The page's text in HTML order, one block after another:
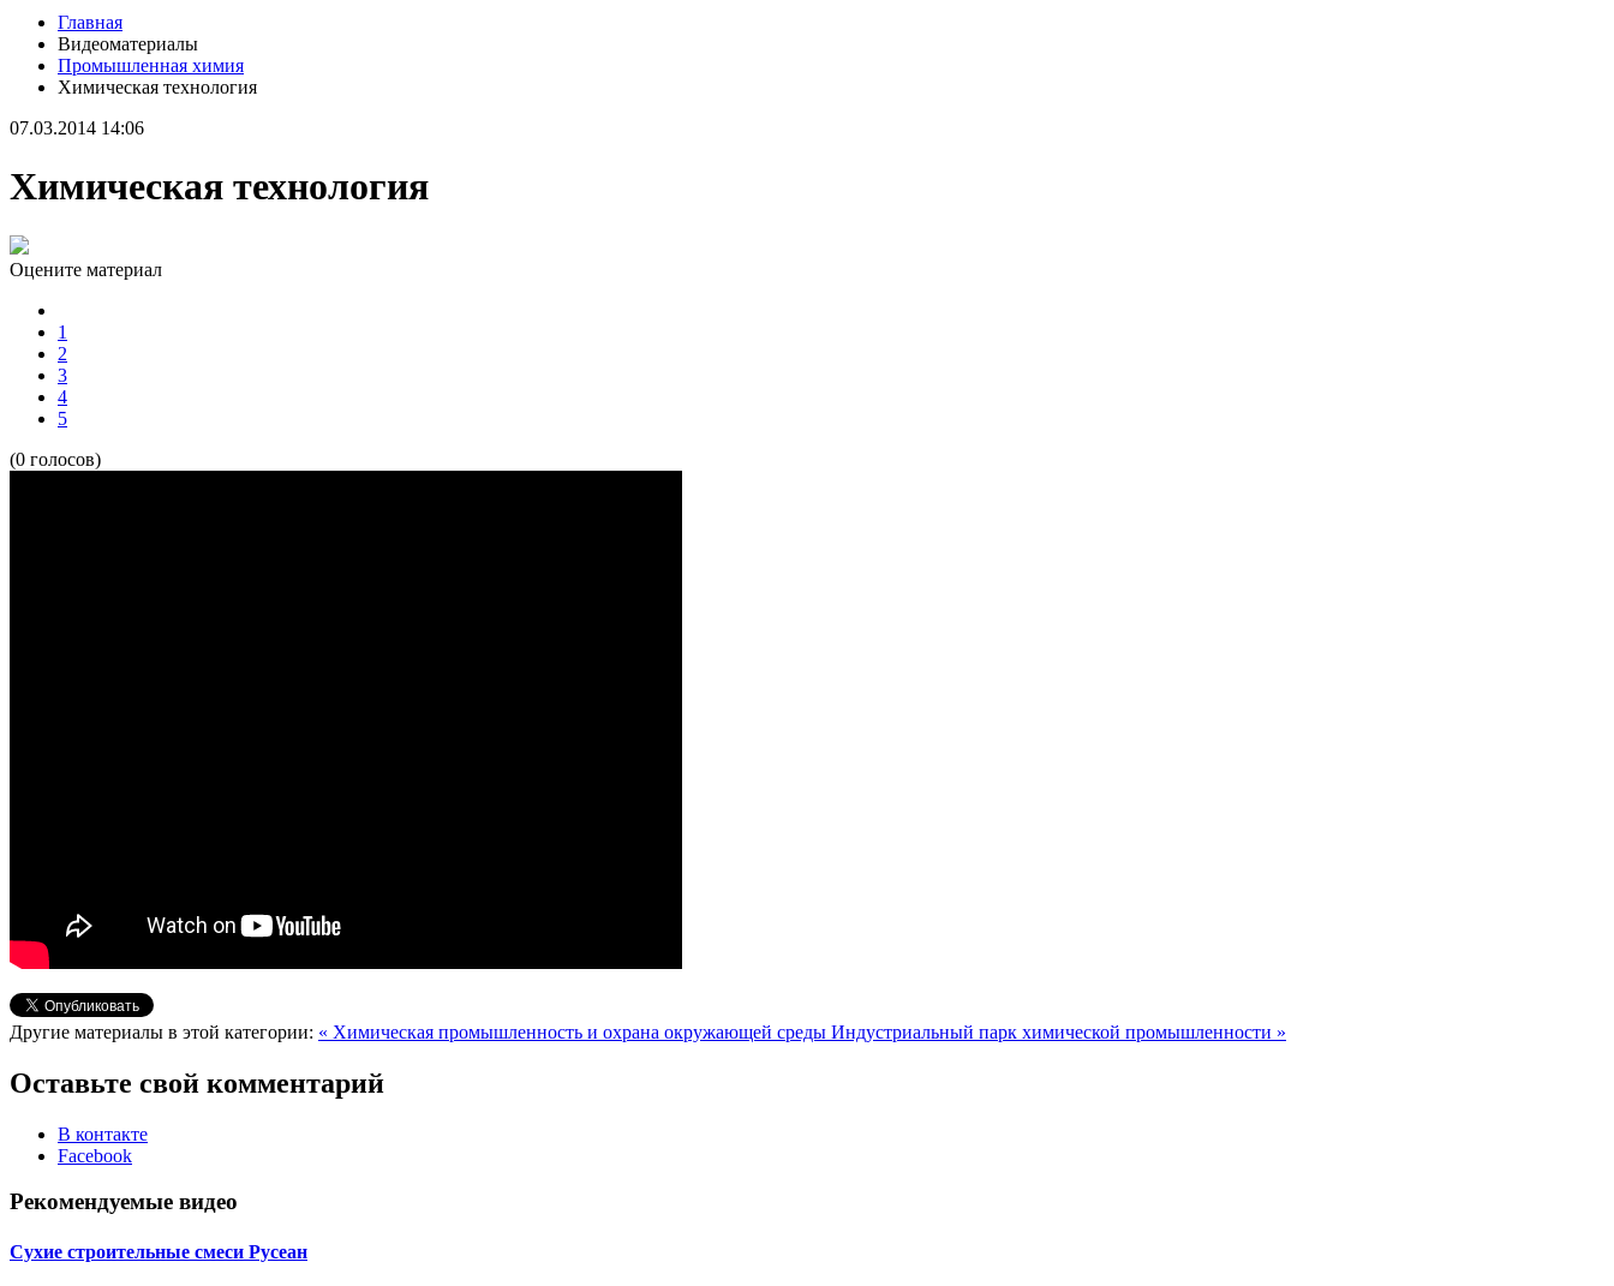
Главная
Видеоматериалы
Промышленная химия
Химическая технология
07.03.2014 14:06
Химическая технология
Оцените материал
1
2
3
4
5
(0 голосов)
Другие материалы в этой категории: « Химическая промышленность и охрана окружающей среды Индустриальный парк химической промышленности »
Оставьте свой комментарий
В контакте
Facebook
Рекомендуемые видео
Сухие строительные смеси Русеан